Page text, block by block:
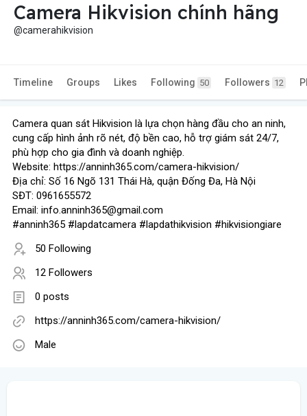
Camera Hikvision chính hãng
@camerahikvision
Timeline Groups Likes Following 50 Followers 12
Camera quan sát Hikvision là lựa chọn hàng đầu cho an ninh,
cung cấp hình ảnh rõ nét, độ bền cao, hỗ trợ giám sát 24/7,
phù hợp cho gia đình và doanh nghiệp.
Website: https://anninh365.com/camera-hikvision/
Địa chỉ: Số 16 Ngõ 131 Thái Hà, quận Đống Đa, Hà Nội
SĐT: 0961655572
Email: info.anninh365@gmail.com
#anninh365 #lapdatcamera #lapdathikvision #hikvisiongiare
50 Following
12 Followers
0 posts
https://anninh365.com/camera-hikvision/
Male